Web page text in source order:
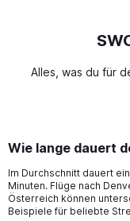
Alles, was du für
Wie lange dauert
Im Durchschnitt dauert
Minuten. Flüge nach
Österreich können
Beispiele für beliebte